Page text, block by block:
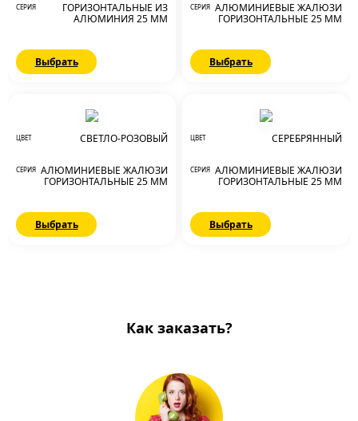
СЕРИЯ
ГОРИЗОНТАЛЬНЫЕ ИЗ
АЛЮМИНИЯ 25 ММ
Выбрать
СЕРИЯ АЛЮМИНИЕВЫЕ ЖАЛЮЗИ
ГОРИЗОНТАЛЬНЫЕ 25 ММ
Выбрать
ЦВЕТ СВЕТЛО-РОЗОВЫЙ
СЕРИЯ АЛЮМИНИЕВЫЕ ЖАЛЮЗИ
ГОРИЗОНТАЛЬНЫЕ 25 ММ
Выбрать
ЦВЕТ СЕРЕБРЯННЫЙ
СЕРИЯ АЛЮМИНИЕВЫЕ ЖАЛЮЗИ
ГОРИЗОНТАЛЬНЫЕ 25 ММ
Выбрать
Как заказать?